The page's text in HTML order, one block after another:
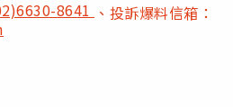
8641 、投訴爆料信箱：